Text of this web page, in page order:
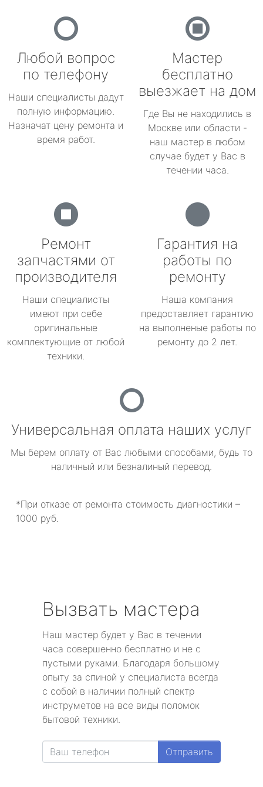
Любой вопрос
по телефону
Наши специалисты дадут
полную информацию.
Назначат цену ремонта и
время работ.
Мастер
бесплатно
выезжает на дом
Где Вы не находились в
Москве или области -
наш мастер в любом
случае будет у Вас в
течении часа.
Ремонт
запчастями от
производителя
Наши специалисты
имеют при себе
оригинальные
комплектующие от любой
техники.
Гарантия на
работы по
ремонту
Наша компания
предоставляет гарантию
на выполненые работы по
ремонту до 2 лет.
Универсальная оплата наших услуг
Мы берем оплату от Вас любыми способами, будь то
наличный или безналиный перевод.
*При отказе от ремонта стоимость диагностики –
1000 руб.
Вызвать мастера
Наш мастер будет у Вас в течении
часа совершенно бесплатно и не с
пустыми руками. Благодаря большому
опыту за спиной у специалиста всегда
с собой в наличии полный спектр
инструметов на все виды поломок
бытовой техники.
Отправить